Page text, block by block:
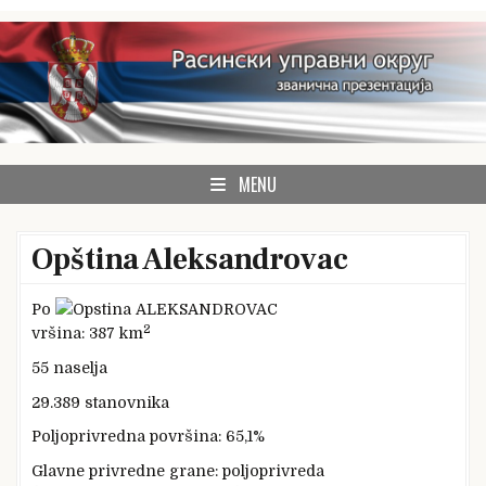
Skip
to
content
Rasinski okrug
zvanična prezentacija Rasinskog upravnog okruga
MENU
Opština Aleksandrovac
Po
vršina: 387 km2
55 naselja
29.389 stanovnika
Poljoprivredna površina: 65,1%
Glavne privredne grane: poljoprivreda